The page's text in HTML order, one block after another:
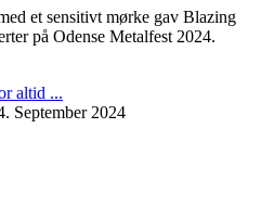
et sensitivt mørke gav Blazing
på Odense Metalfest 2024.
altid ...
September 2024